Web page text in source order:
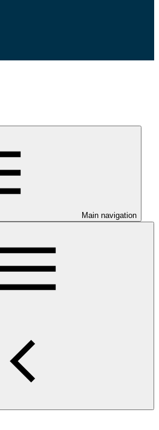
Main navigation